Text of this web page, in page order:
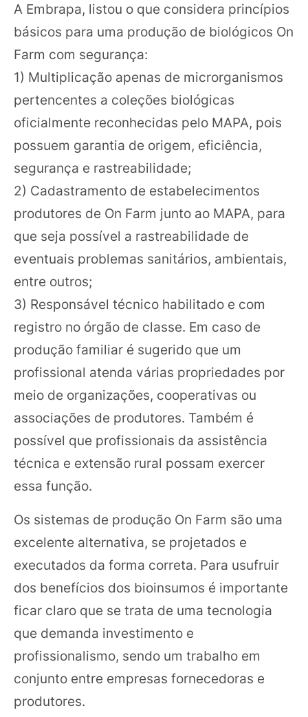
A Embrapa, listou o que considera princípios
básicos para uma produção de biológicos On
Farm com segurança:
1) Multiplicação apenas de microrganismos
pertencentes a coleções biológicas
oficialmente reconhecidas pelo MAPA, pois
possuem garantia de origem, eficiência,
segurança e rastreabilidade;
2) Cadastramento de estabelecimentos
produtores de On Farm junto ao MAPA, para
que seja possível a rastreabilidade de
eventuais problemas sanitários, ambientais,
entre outros;
3) Responsável técnico habilitado e com
registro no órgão de classe. Em caso de
produção familiar é sugerido que um
profissional atenda várias propriedades por
meio de organizações, cooperativas ou
associações de produtores. Também é
possível que profissionais da assistência
técnica e extensão rural possam exercer
essa função.
Os sistemas de produção On Farm são uma
excelente alternativa, se projetados e
executados da forma correta. Para usufruir
dos benefícios dos bioinsumos é importante
ficar claro que se trata de uma tecnologia
que demanda investimento e
profissionalismo, sendo um trabalho em
conjunto entre empresas fornecedoras e
produtores.